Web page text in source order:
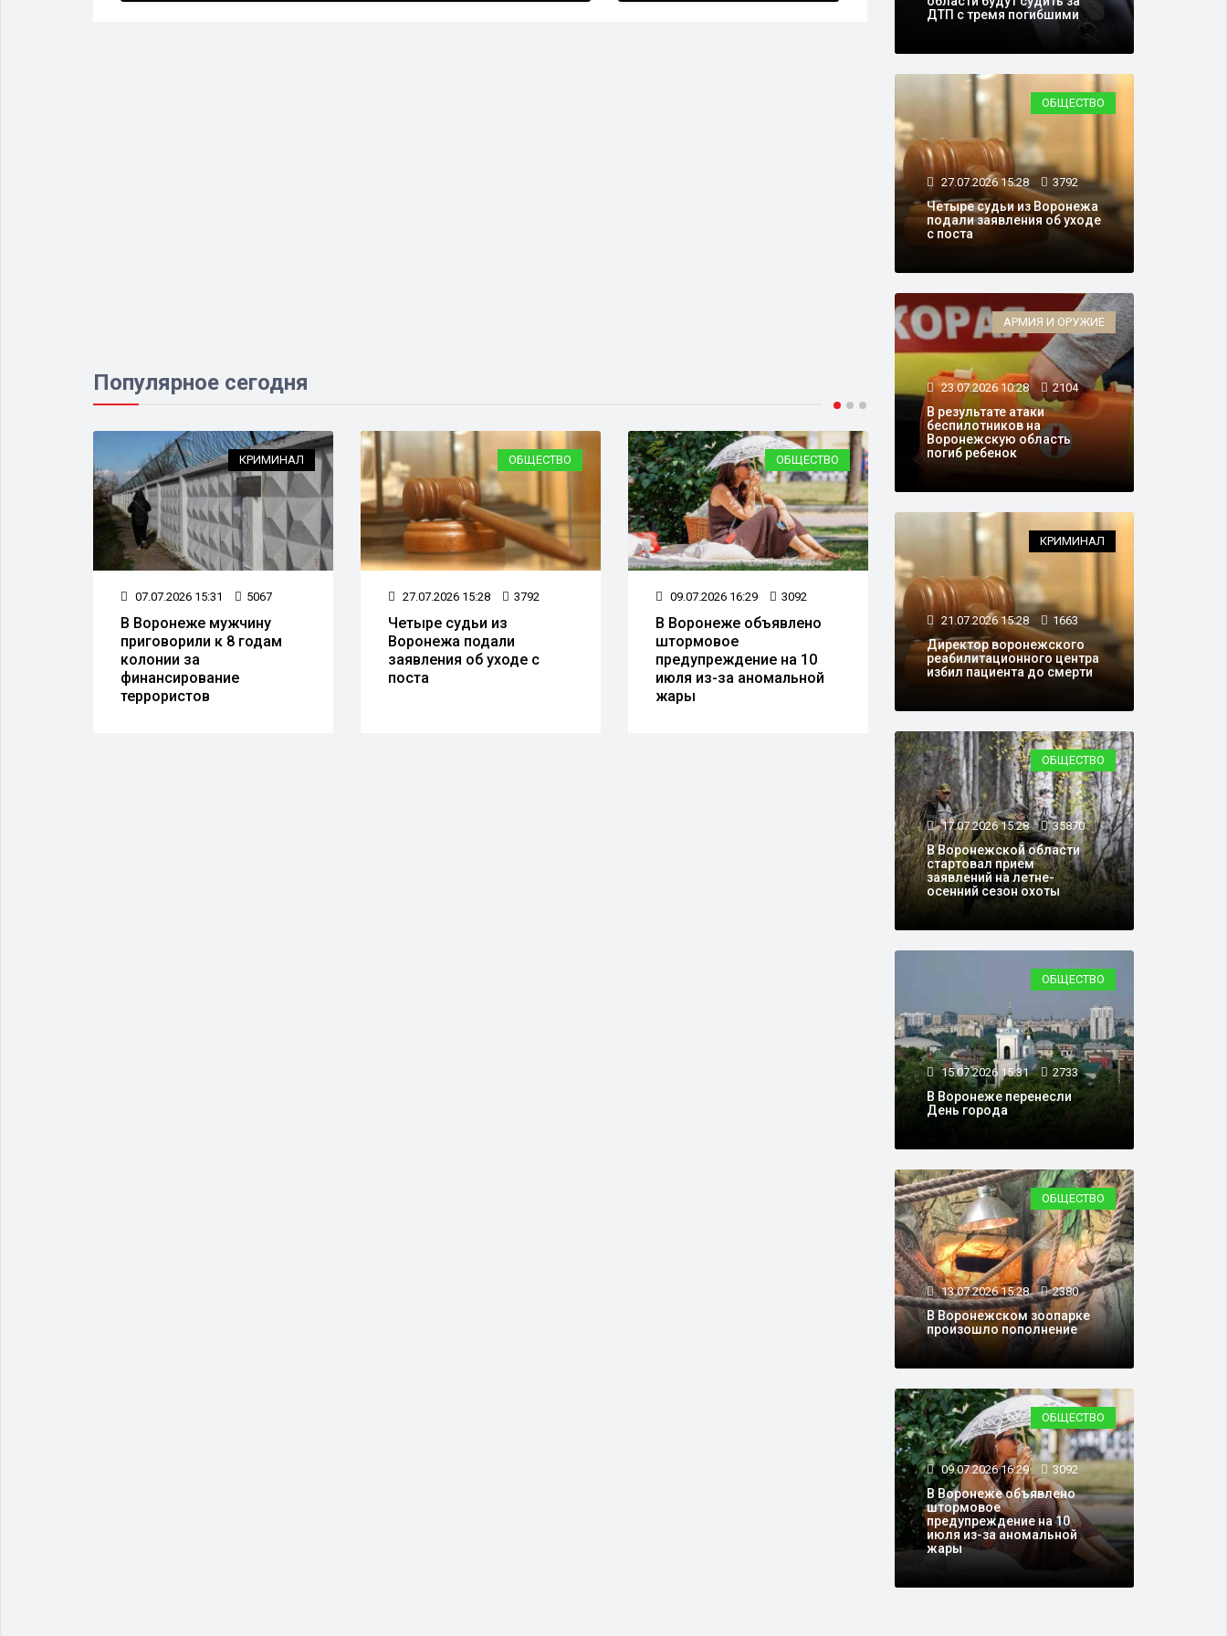
Популярное сегодня
КРИМИНАЛ
5067
В Воронеже мужчину
приговорили к 8 годам
ОБЩЕСТВО
3792
Четыре судьи из
Воронежа подали
заявления об уходе с
ОБЩЕСТВО
3092
В Воронеже объявлено
предупреждение на 10
июля из-за аномальной
ОБЩЕСТВО
15.07.2026 15:31 2733
В Воронеже перенесли
В Воронежском
произошло
ДТП с тремя погибшими
ОБЩЕСТВО
27.07.2026 15:28 3792
Четыре судьи из Воронежа
подали заявления об уходе
с поста
АРМИЯ И ОРУЖИЕ
23.07.2026 10:28 2104
В результате атаки
беспилотников на
Воронежскую область
погиб ребенок
КРИМИНАЛ
21.07.2026 15:28 1663
Директор воронежского
реабилитационного центра
избил пациента до смерти
ОБЩЕСТВО
17.07.2026 15:28 35870
В Воронежской области
стартовал прием
заявлений на летне-
осенний сезон охоты
ОБЩЕСТВО
15.07.2026 15:31 2733
В Воронеже перенесли
День города
ОБЩЕСТВО
13.07.2026 15:28 2380
В Воронежском зоопарке
произошло пополнение
ОБЩЕСТВО
09.07.2026 16:29 3092
В Воронеже объявлено
штормовое
предупреждение на 10
июля из-за аномальной
жары